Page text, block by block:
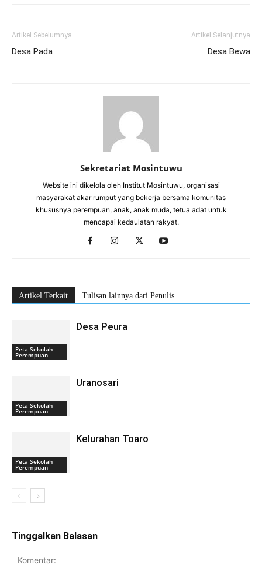
Artikel Sebelumnya
Desa Pada
Artikel Selanjutnya
Desa Bewa
Sekretariat Mosintuwu
Website ini dikelola oleh Institut Mosintuwu, organisasi
masyarakat akar rumput yang bekerja bersama komunitas
khususnya perempuan, anak, anak muda, tetua adat untuk
mencapai kedaulatan rakyat.
Artikel Terkait Tulisan lainnya dari Penulis
Peta Sekolah
Perempuan
Desa Peura
Peta Sekolah
Perempuan
Uranosari
Peta Sekolah
Perempuan
Kelurahan Toaro
Tinggalkan Balasan